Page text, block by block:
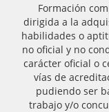
Formación
dirigida a la
habilidades o
no oficial y no
carácter oficial o
vías de
pudiendo ser
trabajo y/o